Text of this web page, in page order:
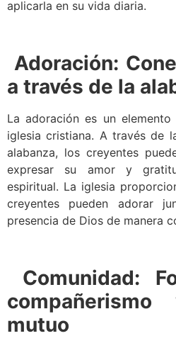
aplicarla en su vida diaria.
Adoración:
a través de la
La adoración es un
iglesia cristiana. A través de
alabanza, los creyentes
expresar su amor y
espiritual. La iglesia
creyentes pueden adorar
presencia de Dios de manera
Comunidad:
mutuo